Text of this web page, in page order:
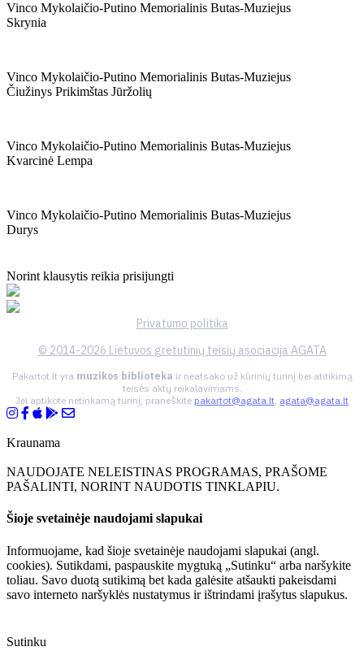
Vinco Mykolaičio-Putino Memorialinis Butas-Muziejus
Skrynia
Vinco Mykolaičio-Putino Memorialinis Butas-Muziejus
Čiužinys Prikimštas Jūržolių
Vinco Mykolaičio-Putino Memorialinis Butas-Muziejus
Kvarcinė Lempa
Vinco Mykolaičio-Putino Memorialinis Butas-Muziejus
Durys
Norint klausytis reikia prisijungti
Privatumo politika
© 2014-2026 Lietuvos gretutinių teisių asociacija AGATA
Pakartot.lt yra muzikos biblioteka ir neatsako už kūrinių turinį bei atitikimą
teisės aktų reikalavimams.
Jei aptikote netinkamą turinį, praneškite pakartot@agata.lt, agata@agata.lt
Kraunama
NAUDOJATE NELEISTINAS PROGRAMAS, PRAŠOME
PAŠALINTI, NORINT NAUDOTIS TINKLAPIU.
Šioje svetainėje naudojami slapukai
Informuojame, kad šioje svetainėje naudojami slapukai (angl.
cookies). Sutikdami, paspauskite mygtuką „Sutinku“ arba naršykite
toliau. Savo duotą sutikimą bet kada galėsite atšaukti pakeisdami
savo interneto naršyklės nustatymus ir ištrindami įrašytus slapukus.
Sutinku